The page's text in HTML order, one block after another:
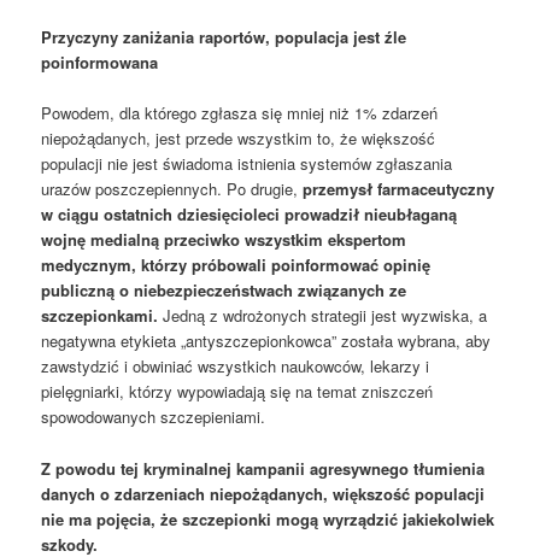
Przyczyny zaniżania raportów, populacja jest źle
poinformowana
Powodem, dla którego zgłasza się mniej niż 1% zdarzeń
niepożądanych, jest przede wszystkim to, że większość
populacji nie jest świadoma istnienia systemów zgłaszania
urazów poszczepiennych. Po drugie,przemysł farmaceutyczny
w ciągu ostatnich dziesięcioleci prowadził nieubłaganą
wojnę medialną przeciwko wszystkim ekspertom
medycznym, którzy próbowali poinformować opinię
publiczną o niebezpieczeństwach związanych ze
szczepionkami. Jedną z wdrożonych strategii jest wyzwiska, a
negatywna etykieta „antyszczepionkowca” została wybrana, aby
zawstydzić i obwiniać wszystkich naukowców, lekarzy i
pielęgniarki, którzy wypowiadają się na temat zniszczeń
spowodowanych szczepieniami.
Z powodu tej kryminalnej kampanii agresywnego tłumienia
danych o zdarzeniach niepożądanych, większość populacji
nie ma pojęcia, że szczepionki mogą wyrządzić jakiekolwiek
szkody.